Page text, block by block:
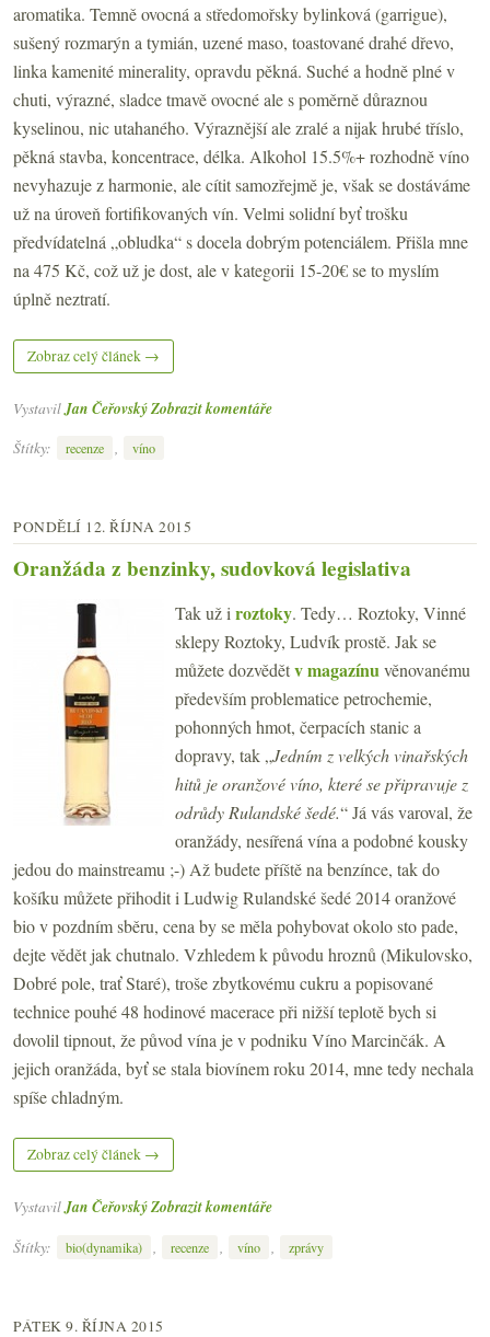
aromatika. Temně ovocná a středomořsky bylinková (garrigue),
sušený rozmarýn a tymián, uzené maso, toastované drahé dřevo,
linka kamenité minerality, opravdu pěkná. Suché a hodně plné v
chuti, výrazné, sladce tmavě ovocné ale s poměrně důraznou
kyselinou, nic utahaného. Výraznější ale zralé a nijak hrubé tříslo,
pěkná stavba, koncentrace, délka. Alkohol 15.5%+ rozhodně víno
nevyhazuje z harmonie, ale cítit samozřejmě je, však se dostáváme
už na úroveň fortifikovaných vín. Velmi solidní byť trošku
předvídatelná „obludka“ s docela dobrým potenciálem. Přišla mne
na 475 Kč, což už je dost, ale v kategorii 15-20€ se to myslím
úplně neztratí.
Zobraz celý článek →
Vystavil Jan ČeřovskýZobrazit komentáře
Štítky:
recenze , víno
PONDĚLÍ 12. ŘÍJNA 2015
Oranžáda z benzinky, sudovková legislativa
Tak už iroztoky. Tedy… Roztoky, Vinné
sklepy Roztoky, Ludvík prostě. Jak se
můžete dozvědětv magazínuvěnovanému
především problematice petrochemie,
pohonných hmot, čerpacích stanic a
dopravy, tak „Jedním z velkých vinařských
hitů je oranžové víno, které se připravuje z
odrůdy Rulandské šedé.“ Já vás varoval, že
oranžády, nesířená vína a podobné kousky
jedou do mainstreamu ;-) Až budete příště na benzínce, tak do
košíku můžete přihodit i Ludwig Rulandské šedé 2014 oranžové
bio v pozdním sběru, cena by se měla pohybovat okolo sto pade,
dejte vědět jak chutnalo. Vzhledem k původu hroznů (Mikulovsko,
Dobré pole, trať Staré), troše zbytkovému cukru a popisované
technice pouhé 48 hodinové macerace při nižší teplotě bych si
dovolil tipnout, že původ vína je v podniku Víno Marcinčák. A
jejich oranžáda, byť se stala biovínem roku 2014, mne tedy nechala
spíše chladným.
Zobraz celý článek →
VystavilJan ČeřovskýZobrazit komentáře
Štítky:
bio(dynamika) , recenze , víno , zprávy
PÁTEK 9. ŘÍJNA 2015